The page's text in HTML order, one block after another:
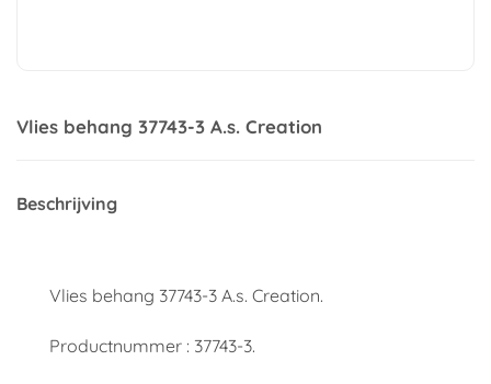
Vlies behang 37743-3 A.s. Creation
Beschrijving
Vlies behang 37743-3 A.s. Creation.
Productnummer : 37743-3.